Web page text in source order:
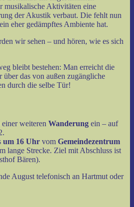
musikalische Aktivitäten eine
der Akustik verbaut. Die fehlt nun
eher gedämpftes Ambiente hat.
wir sehen – und hören, wie es sich
bleibt bestehen: Man erreicht die
das von außen zugängliche
durch die selbe Tür!
weiteren Wanderung ein – auf
um 16 Uhr vom Gemeindezentrum
lange Strecke. Ziel mit Abschluss ist
Bären).
August telefonisch an Hartmut oder